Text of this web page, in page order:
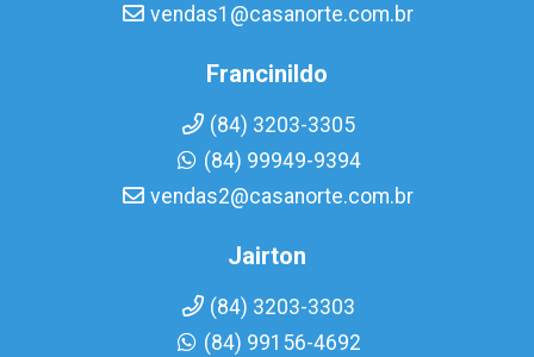
vendas1@casanorte.com.br
Francinildo
(84) 3203-3305
(84) 99949-9394
vendas2@casanorte.com.br
Jairton
(84) 3203-3303
(84) 99156-4692